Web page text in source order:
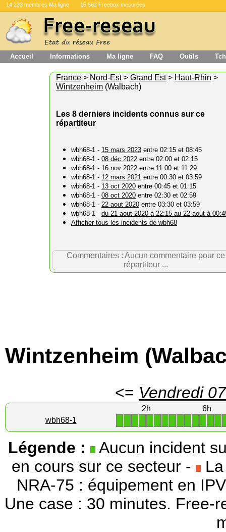
14 233 membres Ma ligne 15 562 Freebox mesurées
Accueil Informations Ma ligne FAQ Outils
France > Nord-Est> Grand Est> Haut-Rhin >
Wintzenheim (Walbach)
Les 8 derniers incidents connus sur ce
répartiteur
wbh68-1 - 15 mars 2023 entre 02:15 et 08:45
wbh68-1 - 08 déc 2022 entre 02:00 et 02:15
wbh68-1 - 16 nov 2022 entre 11:00 et 11:29
wbh68-1 - 12 mars 2021 entre 00:30 et 03:59
wbh68-1 - 13 oct 2020 entre 00:45 et 01:15
wbh68-1 - 08 oct 2020 entre 02:30 et 02:59
wbh68-1 - 22 aout 2020 entre 03:30 et 03:59
wbh68-1 - du 21 aout 2020 à 22:15 au 22 aout à
Afficher tous les incidents de wbh68
Commentaires : Aucun commentaire pour ce
répartiteur ...
Wintzenheim
<= Vendredi
2h
6h
wbh68-1
Légende :
Aucun incident
en cours sur ce secteur - La
NRA-75 : équipement en
Une case : 30 minutes. Free-